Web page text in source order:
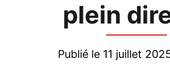
plein
Publié le 11 juillet